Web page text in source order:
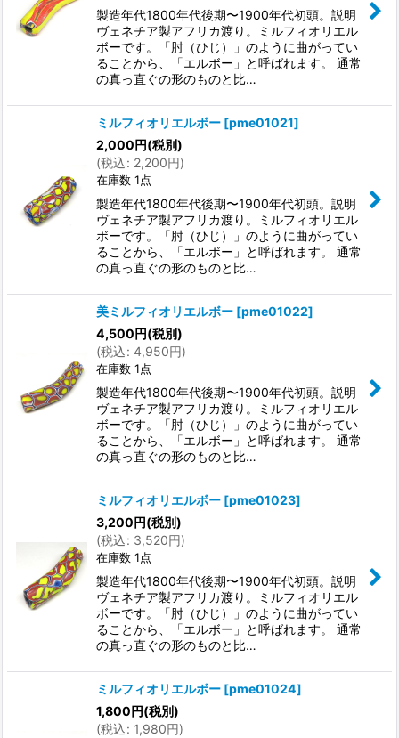
製造年代1800年代後期〜1900年代初頭。説明
ヴェネチア製アフリカ渡り。ミルフィオリエル
ボーです。「肘（ひじ）」のように曲がってい
ることから、「エルボー」と呼ばれます。 通常
の真っ直ぐの形のものと比…
ミルフィオリエルボー [pme01021]
2,000円(税別)
(税込: 2,200円)
在庫数 1点
製造年代1800年代後期〜1900年代初頭。説明
ヴェネチア製アフリカ渡り。ミルフィオリエル
ボーです。「肘（ひじ）」のように曲がってい
ることから、「エルボー」と呼ばれます。 通常
の真っ直ぐの形のものと比…
美ミルフィオリエルボー [pme01022]
4,500円(税別)
(税込: 4,950円)
在庫数 1点
製造年代1800年代後期〜1900年代初頭。説明
ヴェネチア製アフリカ渡り。ミルフィオリエル
ボーです。「肘（ひじ）」のように曲がってい
ることから、「エルボー」と呼ばれます。 通常
の真っ直ぐの形のものと比…
ミルフィオリエルボー [pme01023]
3,200円(税別)
(税込: 3,520円)
在庫数 1点
製造年代1800年代後期〜1900年代初頭。説明
ヴェネチア製アフリカ渡り。ミルフィオリエル
ボーです。「肘（ひじ）」のように曲がってい
ることから、「エルボー」と呼ばれます。 通常
の真っ直ぐの形のものと比…
ミルフィオリエルボー [pme01024]
1,800円(税別)
(税込: 1,980円)